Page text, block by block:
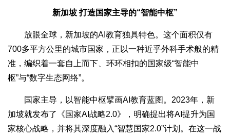
新加坡 打造国家主导的“智能中枢”
放眼全球，新加坡的AI教育独具特色。这个面积仅有
700多平方公里的城市国家，正以一种近乎外科手术般的精
准，编织着一套自上而下、环环相扣的国家级“智能中
枢”与“数字生态网络”。
国家主导，以智能中枢擘画AI教育蓝图。2023年，新
加坡就发布了《国家AI战略2.0》，明确提出将AI提升为国
家核心战略，并将其深度融入“智慧国家2.0”计划。在这一战